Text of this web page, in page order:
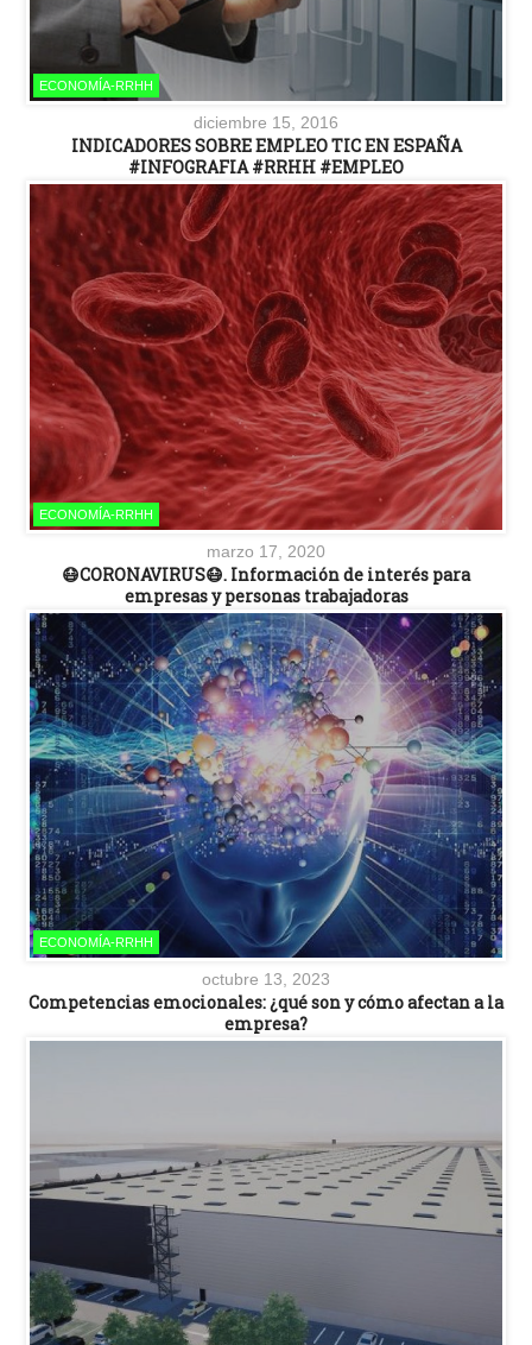
ECONOMÍA-RRHH
diciembre 15, 2016
INDICADORES SOBRE EMPLEO TIC EN ESPAÑA
#INFOGRAFIA #RRHH #EMPLEO
ECONOMÍA-RRHH
marzo 17, 2020
😷CORONAVIRUS😷. Información de interés para
empresas y personas trabajadoras
ECONOMÍA-RRHH
octubre 13, 2023
Competencias emocionales: ¿qué son y cómo afectan a la
empresa?